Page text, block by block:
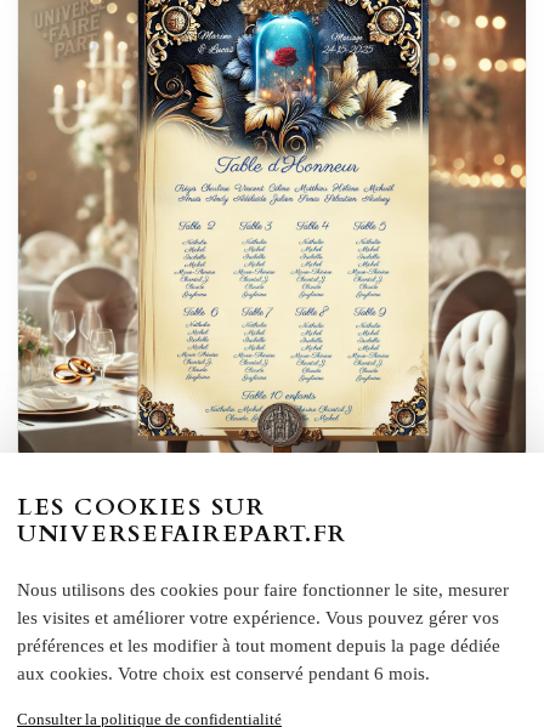
N°35.8 – Plan de table Histoire éternelle Belle
et la Bête Matte Painting
Sep 20, 2024—par
Plan de table "Histoire Éternelle" - Thème La Belle et la Bête
Organisez vos tables avec élégance et magie grâce à notre plan de
LES COOKIES SUR
UNIVERSEFAIREPART.FR
Nous utilisons des cookies pour faire fonctionner le site, mesurer
les visites et améliorer votre expérience. Vous pouvez gérer vos
préférences et les modifier à tout moment depuis la page dédiée
aux cookies. Votre choix est conservé pendant 6 mois.
Consulter la politique de confidentialité